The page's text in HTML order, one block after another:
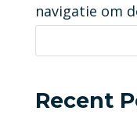
navigatie om
Recent